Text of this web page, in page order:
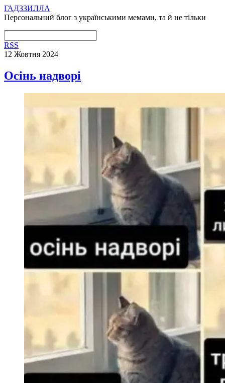
ГАДЗЗИЛЛА
Персональний блог з українськими мемами, та й не тільки
RSS
12 Жовтня 2024
Осінь надворі